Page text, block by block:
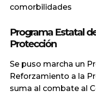
comorbilidades
Programa Estatal
Protección
Se puso marcha un
Reforzamiento a la
suma al combate al